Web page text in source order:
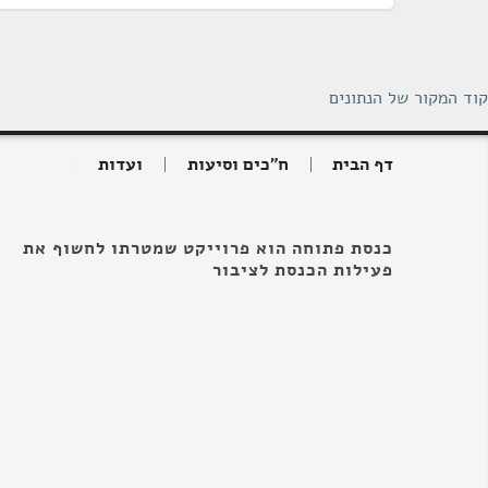
קוד המקור של הנתונים
דף הבית ח"כים וסיעות ועדות
כנסת פתוחה הוא פרוייקט שמטרתו לחשוף את
פעילות הכנסת לציבור